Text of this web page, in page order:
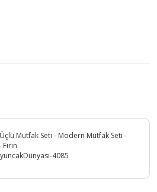
Mutfak Seti - Modern Mutfak Seti -
4085